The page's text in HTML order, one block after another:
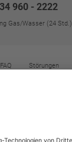
960 - 2222
Gas/Wasser (24 Std.)
FAQ Störungen